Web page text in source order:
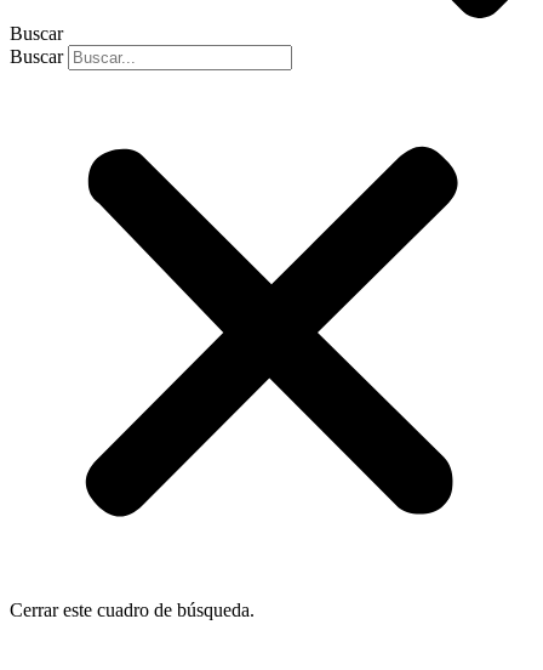
Buscar
Buscar
Cerrar este cuadro de búsqueda.